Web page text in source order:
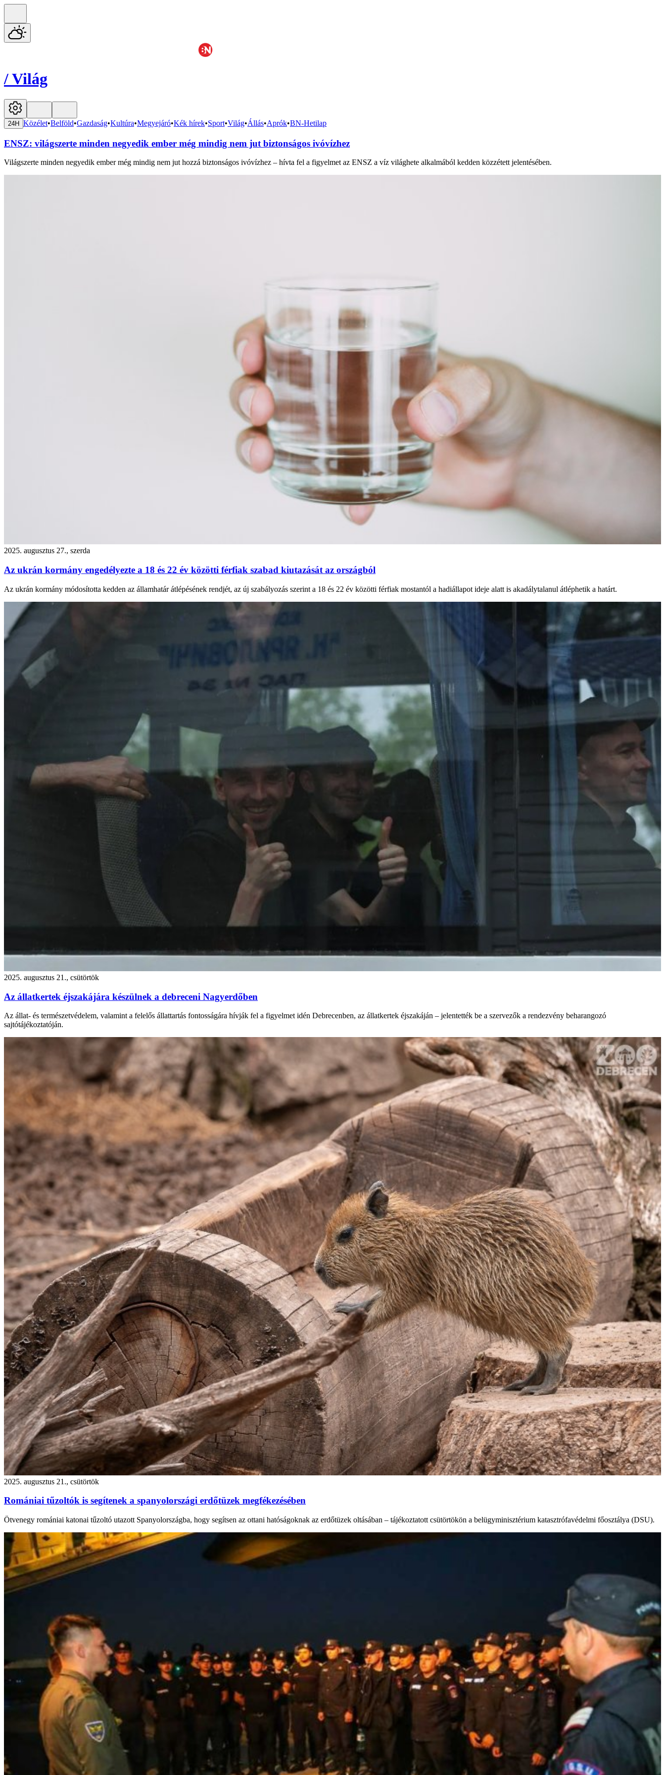
/Világ
24H Közélet•Belföld•Gazdaság•Kultúra•Megyejáró•Kék hírek•Sport•Világ•Állás•Aprók•BN-Hetilap
ENSZ: világszerte minden negyedik ember még mindig nem jut biztonságos ivóvízhez
Világszerte minden negyedik ember még mindig nem jut hozzá biztonságos ivóvízhez – hívta fel a figyelmet az ENSZ a víz világhete alkalmából kedden közzétett jelentésében.
2025. augusztus 27., szerda
Az ukrán kormány engedélyezte a 18 és 22 év közötti férfiak szabad kiutazását az országból
Az ukrán kormány módosította kedden az államhatár átlépésének rendjét, az új szabályozás szerint a 18 és 22 év közötti férfiak mostantól a hadiállapot ideje alatt is akadálytalanul átléphetik a határt.
2025. augusztus 21., csütörtök
Az állatkertek éjszakájára készülnek a debreceni Nagyerdőben
Az állat- és természetvédelem, valamint a felelős állattartás fontosságára hívják fel a figyelmet idén Debrecenben, az állatkertek éjszakáján – jelentették be a szervezők a rendezvény beharangozó
sajtótájékoztatóján.
2025. augusztus 21., csütörtök
Romániai tűzoltók is segítenek a spanyolországi erdőtüzek megfékezésében
Ötvenegy romániai katonai tűzoltó utazott Spanyolországba, hogy segítsen az ottani hatóságoknak az erdőtüzek oltásában – tájékoztatott csütörtökön a belügyminisztérium katasztrófavédelmi főosztálya (DSU).